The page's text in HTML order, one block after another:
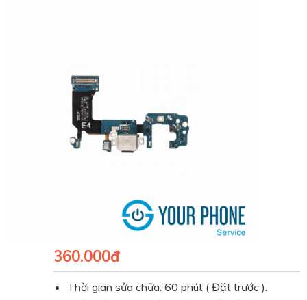
360.000đ
Thời gian sửa chữa: 60 phút ( Đặt trước ).